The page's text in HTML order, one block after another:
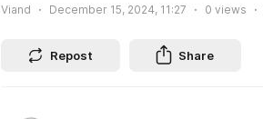
Viand December 15, 2024, 11:27 0 views
Repost Share